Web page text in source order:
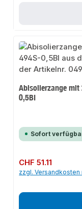
Abisolierzange mit
0,5BI
Sofort
Regulärer Preis:
CHF 51.11
zzgl. Versandkosten